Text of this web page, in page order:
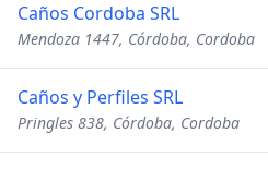
Caños Cordoba SRL
Mendoza 1447, Córdoba, Cordoba
Caños y Perfiles SRL
Pringles 838, Córdoba, Cordoba